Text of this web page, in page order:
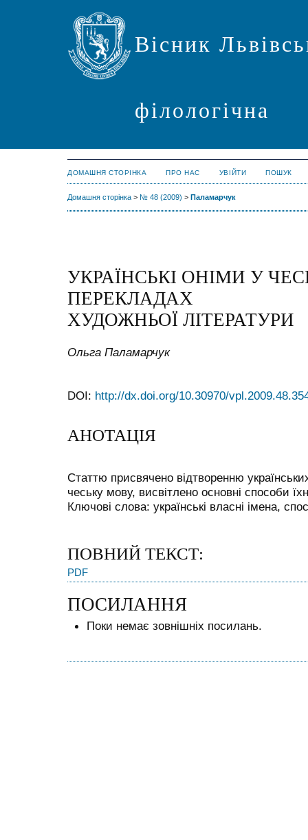
Вісник
філологічна
ДОМАШНЯ СТОРІНКА ПРО НАС УВІЙТИ ПОШУК
Домашня сторінка > № 48 (2009) > Паламарчук
УКРАЇНСЬКІ ОНІМИ У
ПЕРЕКЛАДАХ
ХУДОЖНЬОЇ ЛІТЕРАТУРИ
Ольга Паламарчук
DOI: http://dx.doi.org/10.30970/
АНОТАЦІЯ
Статтю присвячено відтворенню
чеську мову, висвітлено основні способи
Ключові слова: українські власні імена,
ПОВНИЙ ТЕКСТ:
PDF
ПОСИЛАННЯ
Поки немає зовнішніх посилань.